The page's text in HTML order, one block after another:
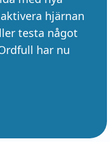
hjärnan
testa något
har nu